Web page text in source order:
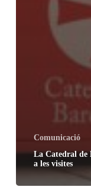
Comunicació
La Catedral
a les visites